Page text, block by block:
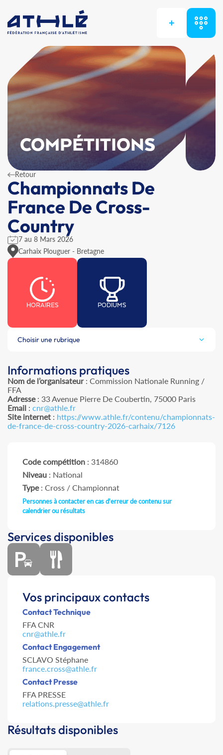
+
COMPÉTITIONS
Retour
Championnats De
France De Cross-
Country
7 au 8 Mars 2026
Carhaix Plouguer - Bretagne
HORAIRES PODIUMS
Choisir une rubrique
Informations pratiques
Nom de l’organisateur: Commission Nationale Running /
FFA
Adresse: 33 Avenue Pierre De Coubertin, 75000 Paris
Email : cnr@athle.fr
Site internet : https://www.athle.fr/contenu/championnats-
de-france-de-cross-country-2026-carhaix/7126
Code compétition : 314860
Niveau : National
Type: Cross / Championnat
Personnes à contacter en cas d'erreur de contenu sur
calendrier ou résultats
Services disponibles
Vos principaux contacts
Contact Technique
FFA CNR
cnr@athle.fr
Contact Engagement
SCLAVO Stéphane
france.cross@athle.fr
Contact Presse
FFA PRESSE
relations.presse@athle.fr
Résultats disponibles